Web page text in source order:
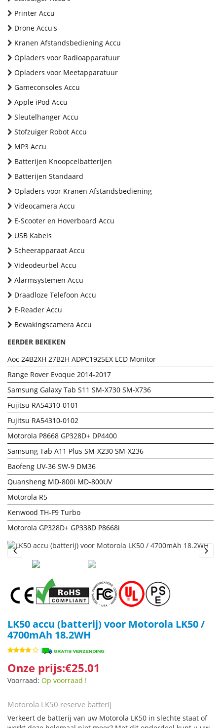
Printer Accu
Drone Accu's
Kranen Afstandsbediening Accu
Opladers voor Radioapparatuur
Opladers voor Meetapparatuur
Gameconsoles Accu
Apple iPod Accu
Sleutelhanger Accu
Stofzuiger Robot Accu
MP3 Accu
Batterijen Knoopcelbatterijen
Batterijen Standaard
Opladers voor Kranen Afstandsbediening
Videocamera Accu
E-Scooter en Hoverboard Accu
USB Kabels
Scheerapparaat Accu
Videodeurbel Accu
Alarmsystemen Accu
Draadloze Telefoon Accu
E-Reader Accu
Bewakingscamera Accu
EERDER BEKEKEN
Aoc 24B2XH 27B2H ADPC1925EX LCD Monitor
Range Rover Evoque 2014-2017
Samsung Galaxy Tab S11 SM-X730 SM-X736
Fujitsu RA54310-0101
Fujitsu RA54310-0102
Motorola P8668 GP328D+ DP4400
Samsung Tab A11 Plus SM-X230 SM-X236
Baofeng UV-36 SW-9 DM36
Quansheng MD-800i MD-800UV
Motorola R5
Kenwood TH-F9 Turbo
Motorola GP328D+ GP338D P8668i
Previous
LK50 accu (batterij) voor Motorola LK50 /
4700mAh 18.2WH
Onze prijs:€25.01
Voorraad: Op voorraad !
Motorola LK50 reserve batterij
Verkeert de batterij van uw Motorola LK50 in slechte staat of